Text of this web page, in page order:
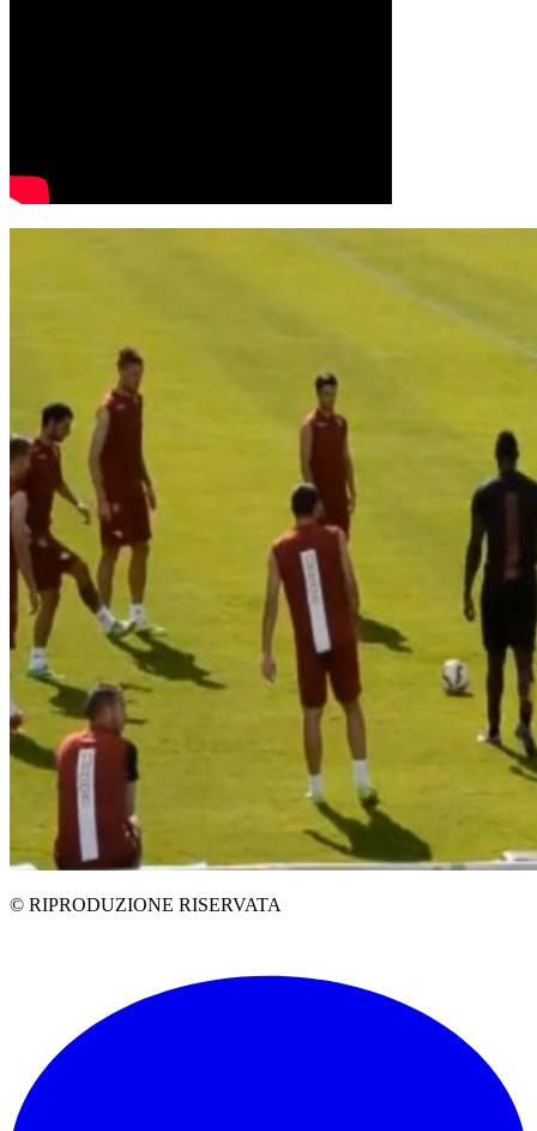
© RIPRODUZIONE RISERVATA